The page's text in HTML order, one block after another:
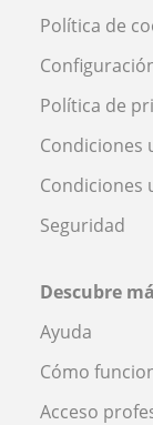
Política de
Política de
Condiciones
Condiciones
Seguridad
Descubre
Ayuda
Cómo
Acceso